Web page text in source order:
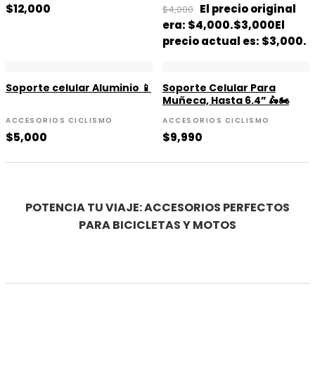
$12,000 $4,000 El precio original
era: $4,000.$3,000El
precio actual es: $3,000.
Soporte celular Aluminio 📱
ACCESORIOS CICLISMO
$5,000
Soporte Celular Para
Muñeca, Hasta 6.4” 🛵🏍️
ACCESORIOS CICLISMO
$9,990
POTENCIA TU VIAJE: ACCESORIOS PERFECTOS
PARA BICICLETAS Y MOTOS